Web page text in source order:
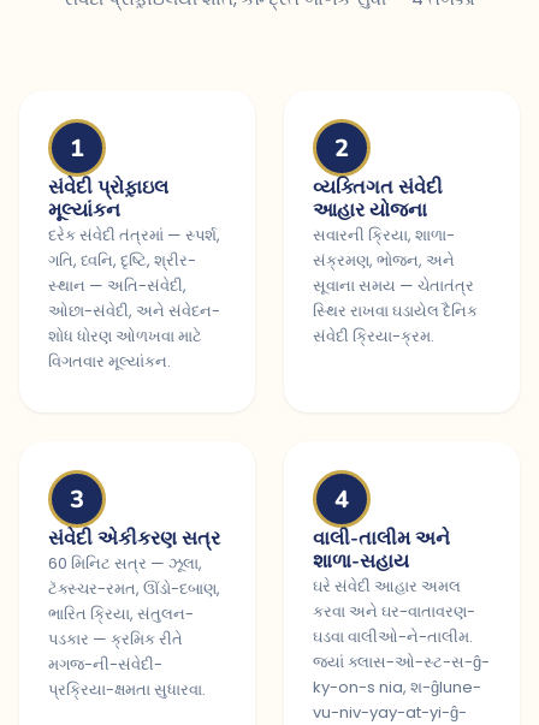
1
સંવેદી પ્રોફ઼ાઇલ
મૂલ્યાંકન
દરેક સંવેદી તંત્રમાં — સ્પર્શ,
ગતિ, ધ્વનિ, દૃષ્ટિ, શ્રીર-
સ્થાન — અતિ-સંવેદી,
ઓછા-સંવેદી, અને સંવેદન-
શોધ ધોરણ ઓળખવા માટે
વિગતવાર મૂલ્યાંકન.
2
વ્યક્તિગત સંવેદી
આહાર યોજના
સવારની ક્રિયા, શાળા-
સંક્રમણ, ભોજન, અને
સૂવાના સમય — ચેતાતંત્ર
સ્થિર રાખવા ઘડાયેલ દૈનિક
સંવેદી ક્રિયા-ક્રમ.
3
સંવેદી એકીકરણ સત્ર
60 મિનિટ સત્ર — ઝૂલા,
ટૅક્સ્ચર-રમત, ઊંડો-દબાણ,
ભારિત ક્રિયા, સંતુલન-
પડકાર — ક્રમિક રીતે
મગજ-ની-સંવેદી-
પ્રક્રિયા-ક્ષમતા સુધારવા.
4
વાલી-તાલીમ અને
શાળા-સહાય
ઘરે સંવેદી આહાર અમલ
કરવા અને ઘર-વાતાવરણ-
ઘડવા વાલીઓ-ને-તાલીમ.
જ્યાં ક્લાસ-ઓ-સ્ટ-સ-ĝ-
ky-on-s nia, શ-ĝlune-
vu-niv-yay-at-yi-ĝ-